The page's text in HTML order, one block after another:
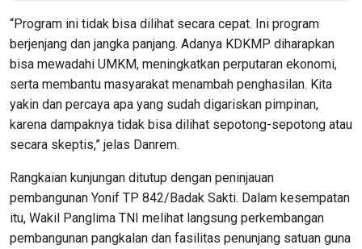
“Program ini tidak bisa dilihat secara cepat. Ini program
berjenjang dan jangka panjang. Adanya KDKMP diharapkan
bisa mewadahi UMKM, meningkatkan perputaran ekonomi,
serta membantu masyarakat menambah penghasilan. Kita
yakin dan percaya apa yang sudah digariskan pimpinan,
karena dampaknya tidak bisa dilihat sepotong-sepotong atau
secara skeptis,” jelas Danrem.
Rangkaian kunjungan ditutup dengan peninjauan
pembangunan Yonif TP 842/Badak Sakti. Dalam kesempatan
itu, Wakil Panglima TNI melihat langsung perkembangan
pembangunan pangkalan dan fasilitas penunjang satuan guna